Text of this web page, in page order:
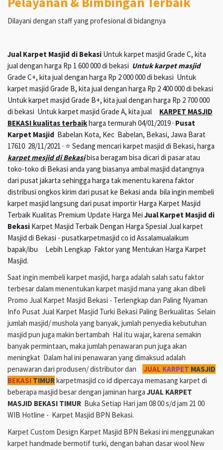
Dilayani dengan staff yang profesional di bidangnya
Jual Karpet Masjid di Bekasi Untuk karpet masjid Grade C, kita
jual dengan harga Rp 1 600 000 di bekasi Untuk karpet masjid
Grade C+, kita jual dengan harga Rp 2 000 000 di bekasi Untuk
karpet masjid Grade B, kita jual dengan harga Rp 2 400 000 di bekasi
Untuk karpet masjid Grade B+, kita jual dengan harga Rp 2 700 000
di bekasi Untuk karpet masjid Grade A, kita jual KARPET MASJID
BEKASI kualitas terbaikharga termurah 04/01/2019 · Pusat
Karpet Masjid Babelan Kota, Kec Babelan, Bekasi, Jawa Barat
17610 28/11/2021 · ⭐ Sedang mencari karpet masjid di Bekasi, harga
karpet mesjid di Bekasibisa beragam bisa dicari di pasar atau
toko-toko di Bekasi anda yang biasanya ambal masjid datangnya
dari pusat jakarta sehingga harga tak menentu karena faktor
distribusi ongkos kirim dari pusat ke Bekasi anda bila ingin membeli
karpet masjid langsung dari pusat importir Harga Karpet Masjid
Terbaik Kualitas Premium Update Harga Mei Jual Karpet Masjid di
Bekasi Karpet Masjid Terbaik Dengan Harga Spesial Jual karpet
Masjid di Bekasi - pusatkarpetmasjid co id Assalamualaikum
bapak/ibu Lebih Lengkap Faktor yang Mentukan Harga Karpet
Masjid.
Saat ingin membeli karpet masjid, harga adalah salah satu faktor
terbesar dalam menentukan karpet masjid mana yang akan dibeli
Promo Jual Karpet Masjid Bekasi - Terlengkap dan Paling Nyaman
Info Pusat Jual Karpet Masjid Turki Bekasi Paling Berkualitas Selain
jumlah masjid/ mushola yang banyak, jumlah penyedia kebutuhan
masjid pun juga makin bertambah Hal itu wajar, karena semakin
banyak permintaan, maka jumlah penawaran pun juga akan
meningkat Dalam hal ini penawaran yang dimaksud adalah
penawaran dari produsen/ distributor dan
JUAL KARPET MASJID
BEKASI TIMURkarpetmasjid co id dipercaya memasang karpet di
beberapa masjid besar dengan jaminan harga JUAL KARPET
MASJID BEKASI TIMUR Buka Setiap Hari jam 08 00 s/d jam 21 00
WIB Hotline - Karpet Masjid BPN Bekasi.
Karpet Custom Design Karpet Masjid BPN Bekasi ini menggunakan
karpet handmade bermotif turki, dengan bahan dasar wool New